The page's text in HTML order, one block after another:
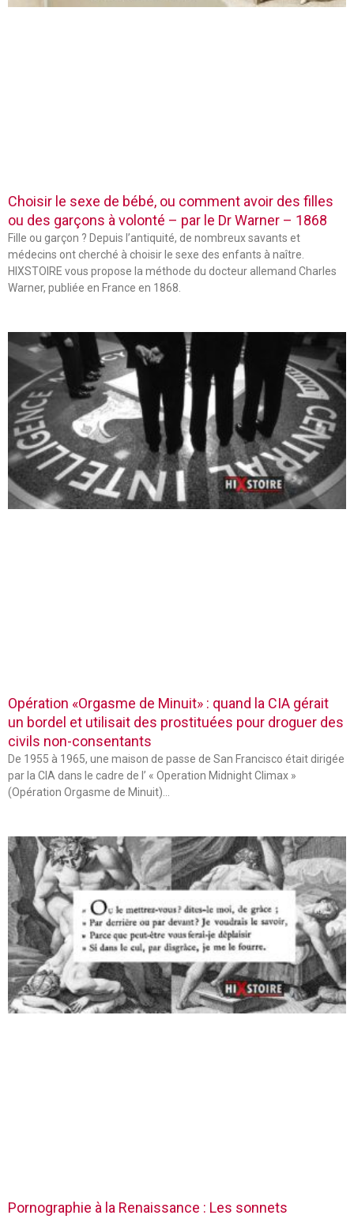
Choisir le sexe de bébé, ou comment avoir des filles
ou des garçons à volonté – par le Dr Warner – 1868
Fille ou garçon ? Depuis l’antiquité, de nombreux savants et
médecins ont cherché à choisir le sexe des enfants à naître.
HIXSTOIRE vous propose la méthode du docteur allemand Charles
Warner, publiée en France en 1868.
Opération «Orgasme de Minuit» : quand la CIA gérait
un bordel et utilisait des prostituées pour droguer des
civils non-consentants
De 1955 à 1965, une maison de passe de San Francisco était dirigée
par la CIA dans le cadre de l’ « Operation Midnight Climax »
(Opération Orgasme de Minuit)…
Pornographie à la Renaissance : Les sonnets